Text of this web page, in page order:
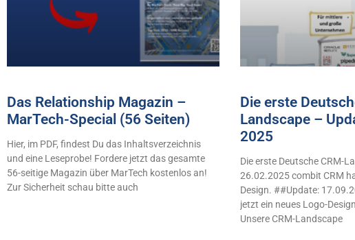
Das Relationship Magazin –
MarTech-Special (56 Seiten)
Hier, im PDF, findest Du das Inhaltsverzeichnis
und eine Leseprobe! Fordere jetzt das gesamte
56-seitige Magazin über MarTech kostenlos an!
Zur Sicherheit schau bitte auch
Die erste
Landscape –
2025
Die erste Deutsche CRM-
26.02.2025 combit CRM
Design. ##Update:
jetzt ein neues Logo-
Unsere CRM-Landscape